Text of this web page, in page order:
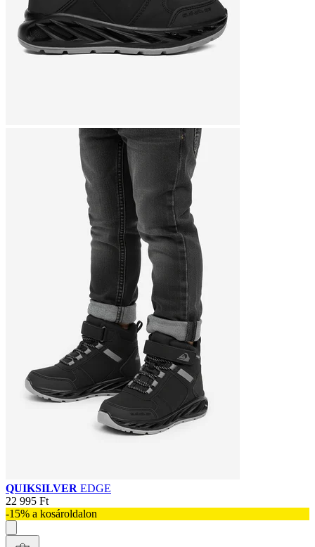
QUIKSILVER EDGE
22 995 Ft
-15% a kosároldalon